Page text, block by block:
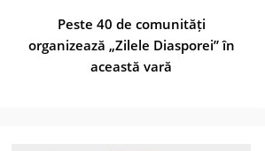
Peste 40 de comunități
organizează „Zilele Diasporei” în
această vară